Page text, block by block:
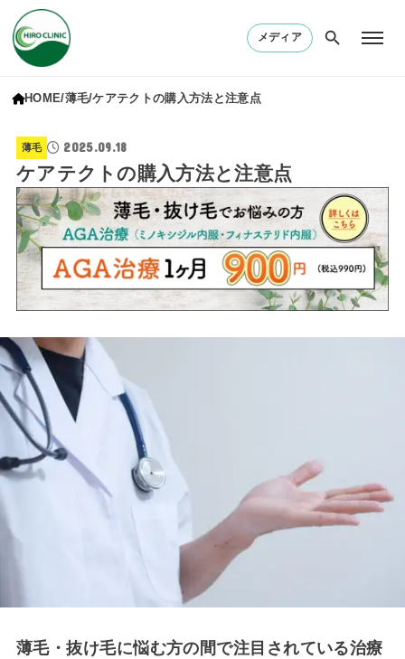
メディア
HOME 薄毛 ケアテクトの購入方法と注意点
薄毛 2025.09.18
ケアテクトの購入方法と注意点
薄毛・抜け毛に悩む方の間で注目されている治療